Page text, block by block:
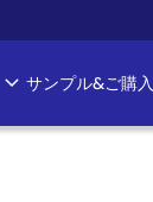
サンプル&ご購入